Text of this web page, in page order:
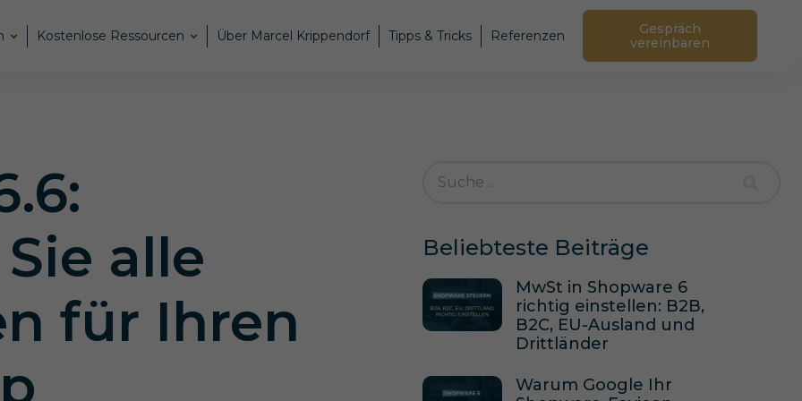
Kostenlose Ressourcen Über Marcel Krippendorf Tipps & Tricks Referenzen
Gespräch
vereinbaren
alle
für Ihren
Beliebteste Beiträge
MwSt in Shopware 6
richtig einstellen: B2B,
B2C, EU-Ausland und
Drittländer
Warum Google Ihr